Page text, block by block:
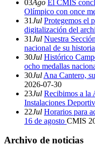
03Ago El CMIS
Olímpico con once
31Jul Protegemos el
digitalización del
31Jul Nuestra
nacional de su historia
30Jul Histórico
ocho medallas
30Jul Ana Cantero,
2026-07-30
23Jul Recibimos a la
Instalaciones
22Jul Horarios para
16 de agosto CMIS
Archivo de noticias